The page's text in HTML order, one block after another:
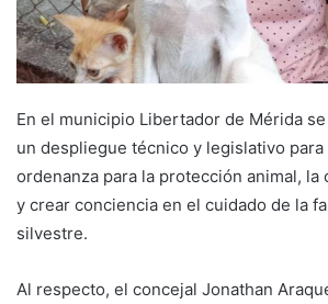
En el municipio Libertador de Mérida
un despliegue técnico y legislativo
ordenanza para la protección animal, la
y crear conciencia en el cuidado de la
silvestre.
Al respecto, el concejal Jonathan